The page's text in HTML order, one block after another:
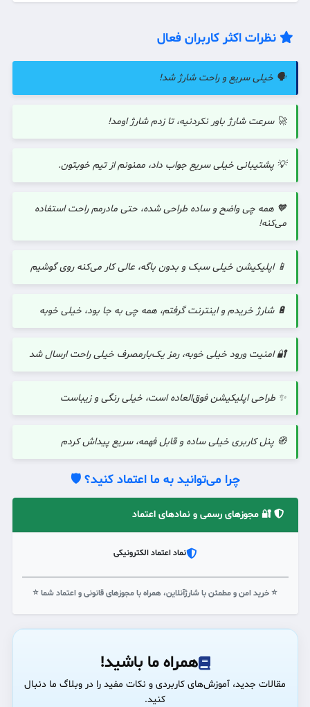
نظرات اکثر کاربران فعال
🗣️ خیلی سریع و راحت شارژ شد!
🚀 سرعت شارژ باور نکردنیه، تا زدم شارژ اومد!
💡 پشتیبانی خیلی سریع جواب داد، ممنونم از تیم خوبتون.
🧡 همه چی واضح و ساده طراحی شده، حتی مادرمم راحت استفاده
می‌کنه!
📱 اپلیکیشن خیلی سبک و بدون باگه، عالی کار می‌کنه روی گوشیم
🔋 شارژ خریدم و اینترنت گرفتم، همه چی به جا بود، خیلی خوبه
🔐 امنیت ورود خیلی خوبه، رمز یک‌بارمصرف خیلی راحت ارسال شد
✨ طراحی اپلیکیشن فوق‌العاده است، خیلی رنگی و زیباست
🧭 پنل کاربری خیلی ساده و قابل فهمه، سریع پیداش کردم
چرا می‌توانید به ما اعتماد کنید؟ 🛡️
🔐 مجوزهای رسمی و نمادهای اعتماد
نماد اعتماد الکترونیکی
⭐ خرید امن و مطمئن با شارژآنلاین، همراه با مجوزهای قانونی و اعتماد شما ⭐
همراه ما باشید!
مقالات جدید، آموزش‌های کاربردی و نکات مفید را در وبلاگ ما دنبال
کنید.